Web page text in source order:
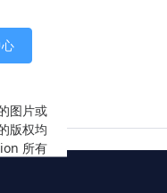
图片或
版权均
所有